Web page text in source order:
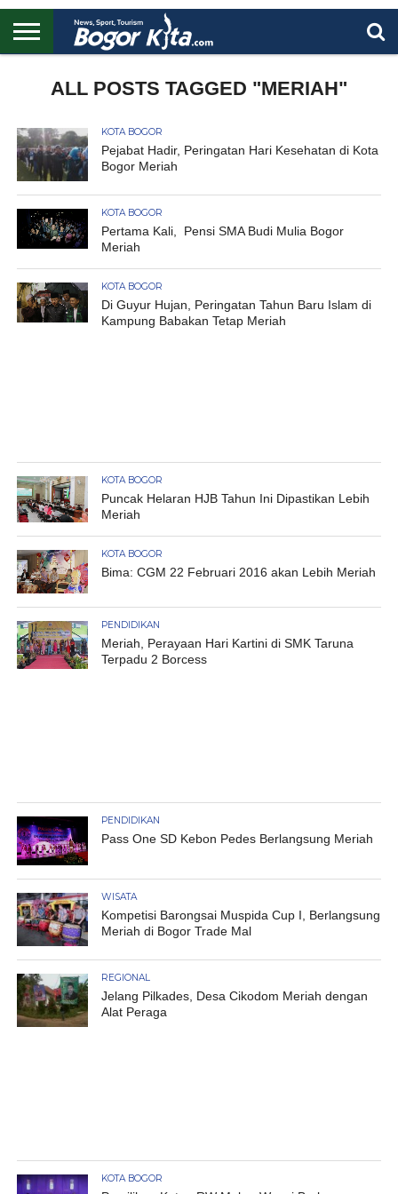
UTAMA
ALL POSTS TAGGED "MERIAH"
KOTA BOGOR
Pejabat Hadir, Peringatan Hari Kesehatan di Kota
Bogor Meriah
KOTA BOGOR
Pertama Kali, Pensi SMA Budi Mulia Bogor
Meriah
KOTA BOGOR
Di Guyur Hujan, Peringatan Tahun Baru Islam di
Kampung Babakan Tetap Meriah
KOTA BOGOR
Puncak Helaran HJB Tahun Ini Dipastikan Lebih
Meriah
KOTA BOGOR
Bima: CGM 22 Februari 2016 akan Lebih Meriah
PENDIDIKAN
Meriah, Perayaan Hari Kartini di SMK Taruna
Terpadu 2 Borcess
PENDIDIKAN
Pass One SD Kebon Pedes Berlangsung Meriah
WISATA
Kompetisi Barongsai Muspida Cup I, Berlangsung
Meriah di Bogor Trade Mal
REGIONAL
Jelang Pilkades, Desa Cikodom Meriah dengan
Alat Peraga
KOTA BOGOR